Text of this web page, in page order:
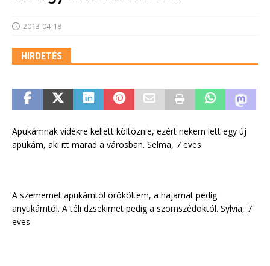
2013-04-18
HIRDETÉS
Apukámnak vidékre kellett költöznie, ezért nekem lett egy új
apukám, aki itt marad a városban. Selma, 7 eves
A szememet apukámtól örököltem, a hajamat pedig
anyukámtól. A téli dzsekimet pedig a szomszédoktól. Sylvia, 7
eves